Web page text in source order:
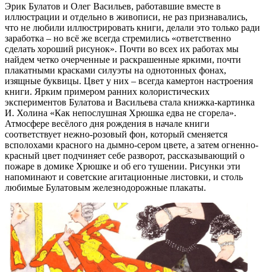
Эрик Булатов и Олег Васильев, работавшие вместе в
иллюстрации и отдельно в живописи, не раз признавались,
что не любили иллюстрировать книги, делали это только ради
заработка – но всё же всегда стремились «ответственно
сделать хороший рисунок». Почти во всех их работах мы
найдем четко очерченные и раскрашенные яркими, почти
плакатными красками силуэты на однотонных фонах,
изящные буквицы. Цвет у них – всегда камертон настроения
книги. Ярким примером ранних колористических
экспериментов Булатова и Васильева стала книжка-картинка
И. Холина «Как непослушная Хрюшка едва не сгорела».
Атмосфере весёлого дня рождения в начале книги
соответствует нежно-розовый фон, который сменяется
всполохами красного на дымно-сером цвете, а затем огненно-
красный цвет подчиняет себе разворот, рассказывающий о
пожаре в домике Хрюшке и об его тушении. Рисунки эти
напоминают и советские агитационные листовки, и столь
любимые Булатовым железнодорожные плакаты.